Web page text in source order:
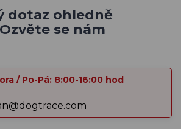
dotaz ohledně
se nám
/ Po-Pá: 8:00-16:00 hod